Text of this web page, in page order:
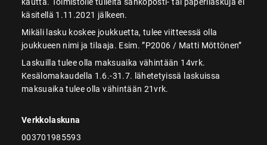
käsitellä 1.11.2021 jälkeen.
Mikäli lasku koskee joukkuetta, tulee viitteessä olla
joukkueen nimi ja tilaaja. Esim. ”P2006 / Matti Möttönen”
Laskuilla tulee olla maksuaika vähintään 14vrk.
Kesälomakaudella 1.6.-31.7. lähetetyissä laskuissa
maksuaika tulee olla vähintään 21vrk.
Verkkolaskuna
003701985593